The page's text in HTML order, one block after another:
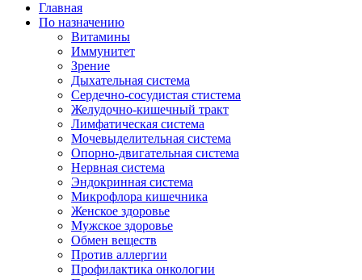
Главная
По назначению
Витамины
Иммунитет
Зрение
Дыхательная система
Сердечно-сосудистая стистема
Желудочно-кишечный тракт
Лимфатическая система
Мочевыделительная система
Опорно-двигательная система
Нервная система
Эндокринная система
Микрофлора кишечника
Женское здоровье
Мужское здоровье
Обмен веществ
Против аллергии
Профилактика онкологии